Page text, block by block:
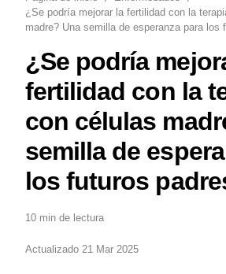
¿Se podría mejorar la fertilidad con la
madre? Una semilla de esperanza para los
¿Se podría
fertilidad con la
con células
semilla de
los futuros
10 min de lectura
Actualizado 21 Mar 2025